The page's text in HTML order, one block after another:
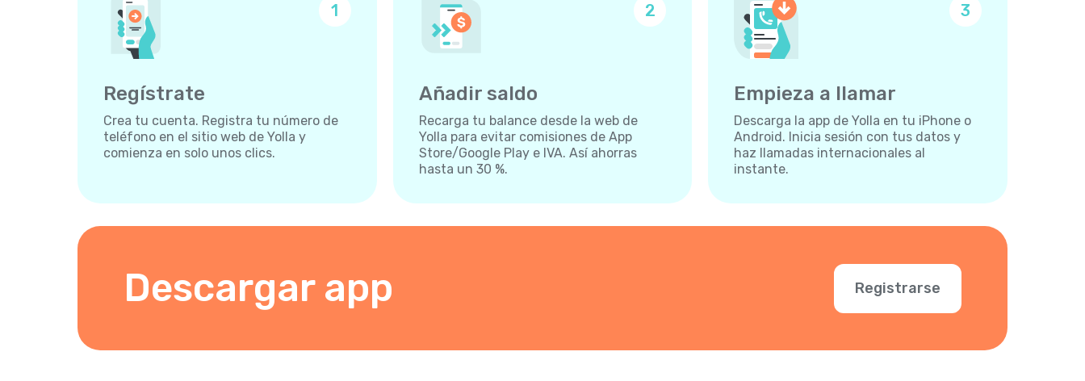
1
Regístrate
Crea tu cuenta. Registra tu número de
teléfono en el sitio web de Yolla y
comienza en solo unos clics.
2
Añadir saldo
Recarga tu balance desde la web de
Yolla para evitar comisiones de App
Store/Google Play e IVA. Así ahorras
hasta un 30 %.
3
Empieza a llamar
Descarga la app de Yolla en tu iPhone o
Android. Inicia sesión con tus datos y
haz llamadas internacionales al
instante.
Descargar app Registrarse